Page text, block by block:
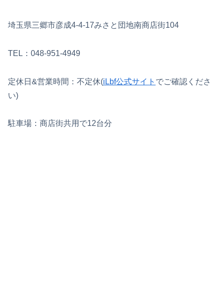
埼玉県三郷市彦成4-4-17みさと団地南商店街104
TEL：048-951-4949
定休日&営業時間：不定休(iLbf公式サイト でご確認くださ
い)
駐車場：商店街共用で12台分